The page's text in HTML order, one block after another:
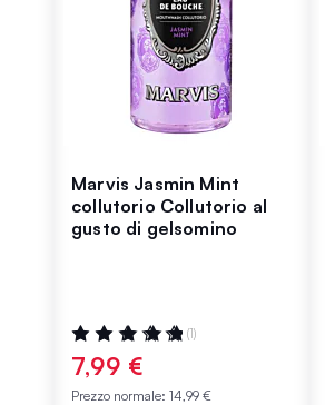
Marvis Jasmin Mint
collutorio Collutorio al
gusto di gelsomino
Valutazione:
100%
(1)
7,99 €
Prezzo normale: 14,99 €